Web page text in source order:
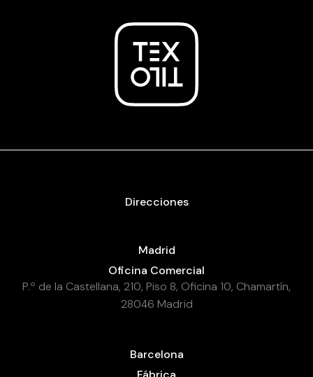
Direcciones
Madrid
Oficina Comercial
P.º de la Castellana, 210, Piso 8, Oficina 10, Chamartín,
28046 Madrid
Barcelona